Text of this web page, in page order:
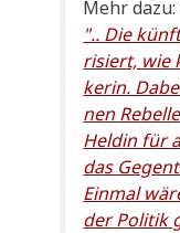
Mehr dazu:
".. Die
ri­siert, wie
ke­rin.
nen
Hel­din für
das
Ein­mal
der Poli­tik